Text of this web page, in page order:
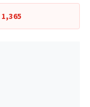
1,365